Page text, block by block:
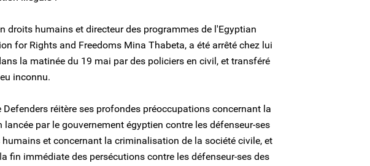
droits humains et directeur des programmes de l'Egyptian
for Rights and Freedoms Mina Thabeta, a été arrêté chez lui
la matinée du 19 mai par des policiers en civil, et transféré
inconnu.
Defenders réitère ses profondes préoccupations concernant la
lancée par le gouvernement égyptien contre les défenseur-ses
et concernant la criminalisation de la société civile, et
fin immédiate des persécutions contre les défenseur-ses des